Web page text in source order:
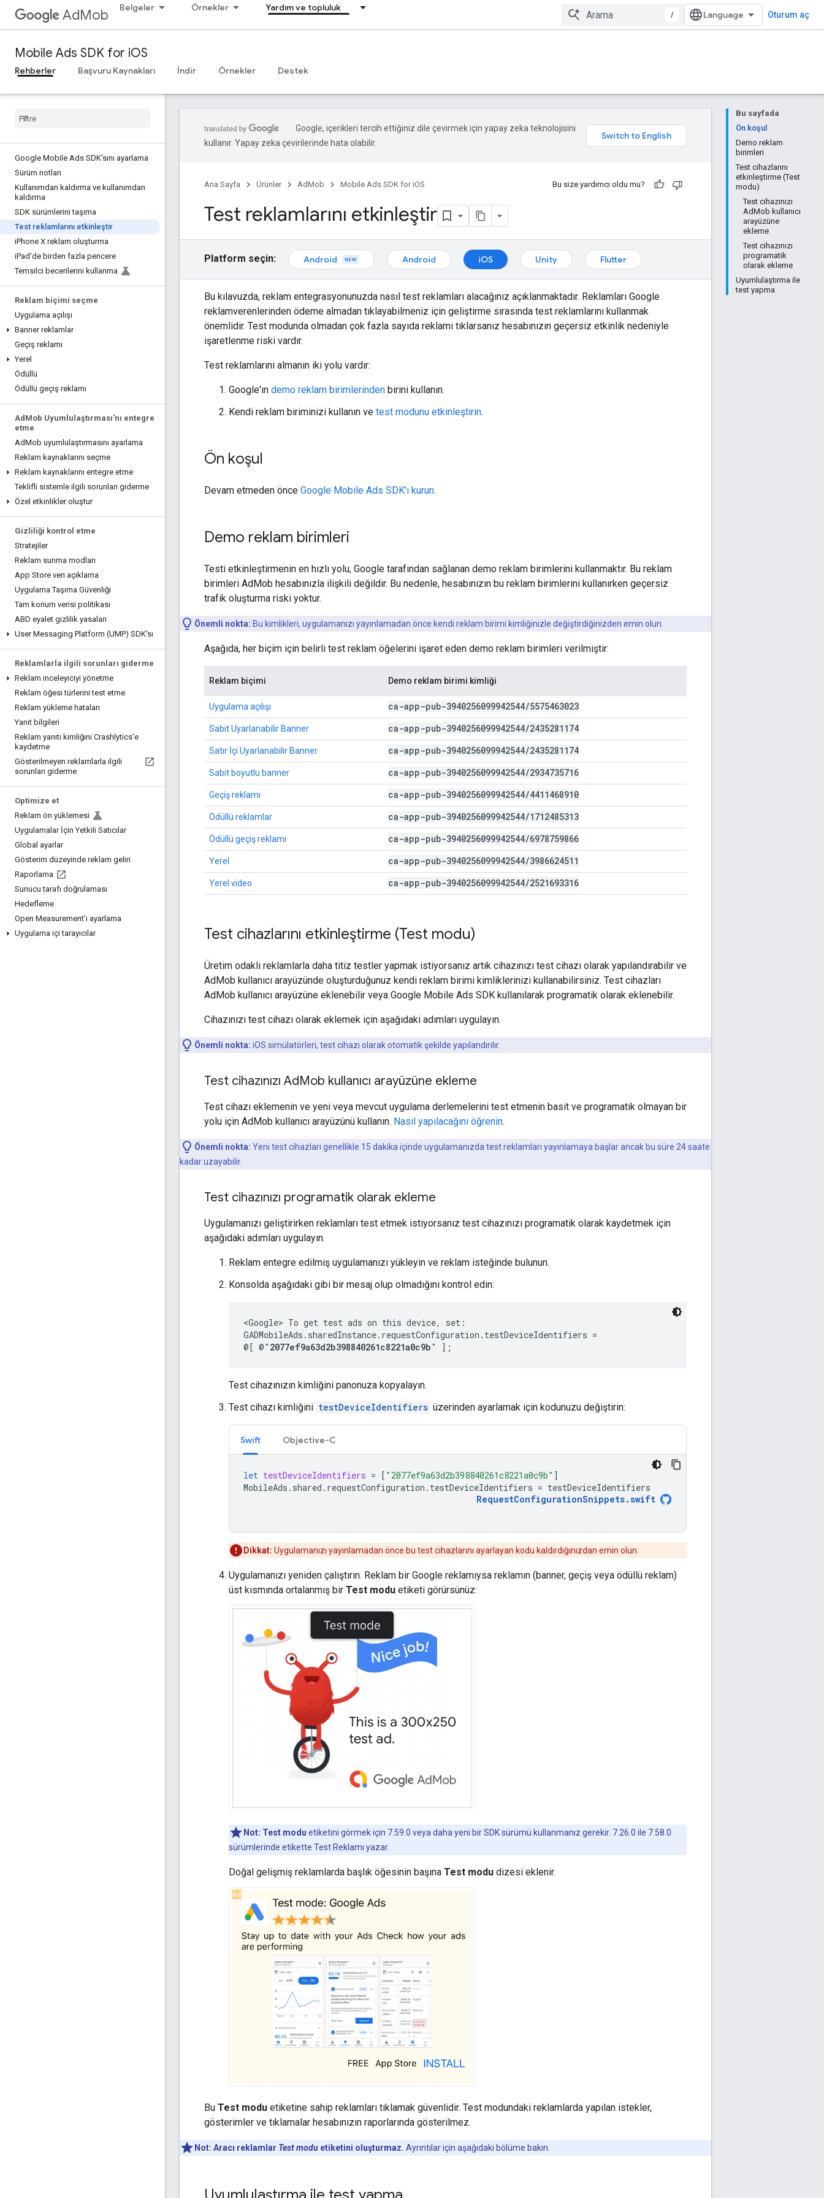
AdMob Belgeler Örnekler Yardım ve topluluk
/ Oturum aç
Mobile Ads SDK for iOS
Rehberler Başvuru Kaynakları İndir Örnekler Destek
Google Mobile Ads SDK'sını ayarlama
Sürüm notları
Kullanımdan kaldırma ve kullanımdan
kaldırma
SDK sürümlerini taşıma
Test reklamlarını etkinleştir
iPhone X reklam oluşturma
iPad'de birden fazla pencere
Temsilci becerilerini kullanma
Reklam biçimi seçme
Uygulama açılışı
Banner reklamlar
Geçiş reklamı
Yerel
Ödüllü
Ödüllü geçiş reklamı
Ad Mob Uyumlulaştırması'nı entegre
etme
AdMob uyumlulaştırmasını ayarlama
Reklam kaynaklarını seçme
Reklam kaynaklarını entegre etme
Teklifli sistemle ilgili sorunları giderme
Özel etkinlikler oluştur
Gizliliği kontrol etme
Stratejiler
Reklam sunma modları
App Store veri açıklama
Uygulama Taşıma Güvenliği
Tam konum verisi politikası
ABD eyalet gizlilik yasaları
User Messaging Platform (UMP) SDK'sı
Reklamlarla ilgili sorunları giderme
Reklam inceleyiciyi yönetme
Reklam öğesi türlerini test etme
Reklam yükleme hataları
Yanıt bilgileri
Reklam yanıtı kimliğini Crashlytics'e
kaydetme
Gösterilmeyen reklamlarla ilgili
sorunları giderme
Optimize et
Reklam ön yüklemesi
Uygulamalar İçin Yetkili Satıcılar
Global ayarlar
Gösterim düzeyinde reklam geliri
Raporlama
Sunucu tarafı doğrulaması
Hedefleme
Open Measurement'ı ayarlama
Uygulama içi tarayıcılar
Bu sayfada
Ön koşul
Demo reklam
birimleri
Test cihazlarını
etkinleştirme (Test
modu)
Test cihazınızı
AdMob kullanıcı
arayüzüne
ekleme
Test cihazınızı
programatik
olarak ekleme
Uyumlulaştırma ile
test yapma
Google, içerikleri tercih ettiğiniz dile çevirmek için yapay zeka teknolojisini
kullanır. Yapay zeka çevirilerinde hata olabilir.
Ana Sayfa Ürünler AdMob Mobile Ads SDK for iOS Bu size yardımcı oldu mu?
Test reklamlarını etkinleştir
Platform seçin: Android Android iOS Unity Flutter
Bu kılavuzda, reklam entegrasyonunuzda nasıl test reklamları alacağınız açıklanmaktadır. Reklamları Google
reklamverenlerinden ödeme almadan tıklayabilmeniz için geliştirme sırasında test reklamlarını kullanmak
önemlidir. Test modunda olmadan çok fazla sayıda reklamı tıklarsanız hesabınızın geçersiz etkinlik nedeniyle
işaretlenme riski vardır.
Test reklamlarını almanın iki yolu vardır:
Google'ın demo reklam birimlerinden birini kullanın.
Kendi reklam biriminizi kullanın ve test modunu etkinleştirin.
Ön koşul
Devam etmeden önce Google Mobile Ads SDK'ı kurun.
Demo reklam birimleri
Testi etkinleştirmenin en hızlı yolu, Google tarafından sağlanan demo reklam birimlerini kullanmaktır. Bu reklam
birimleri AdMob hesabınızla ilişkili değildir. Bu nedenle, hesabınızın bu reklam birimlerini kullanırken geçersiz
trafik oluşturma riski yoktur.
Önemli nokta: Bu kimlikleri, uygulamanızı yayınlamadan önce kendi reklam birimi kimliğinizle değiştirdiğinizden emin olun.
Aşağıda, her biçim için belirli test reklam öğelerini işaret eden demo reklam birimleri verilmiştir:
Reklam biçimi Demo reklam birimi kimliği
Uygulama açılışı ca-app-pub-3940256099942544/5575463023
Sabit Uyarlanabilir Banner ca-app-pub-3940256099942544/2435281174
Satır İçi Uyarlanabilir Banner ca-app-pub-3940256099942544/2435281174
Sabit boyutlu banner ca-app-pub-3940256099942544/2934735716
Geçiş reklamı ca-app-pub-3940256099942544/4411468910
Ödüllü reklamlar ca-app-pub-3940256099942544/1712485313
Ödüllü geçiş reklamı ca-app-pub-3940256099942544/6978759866
Yerel ca-app-pub-3940256099942544/3986624511
Yerel video ca-app-pub-3940256099942544/2521693316
Test cihazlarını etkinleştirme (Test modu)
Üretim odaklı reklamlarla daha titiz testler yapmak istiyorsanız artık cihazınızı test cihazı olarak yapılandırabilir ve
AdMob kullanıcı arayüzünde oluşturduğunuz kendi reklam birimi kimliklerinizi kullanabilirsiniz. Test cihazları
AdMob kullanıcı arayüzüne eklenebilir veya Google Mobile Ads SDK kullanılarak programatik olarak eklenebilir.
Cihazınızı test cihazı olarak eklemek için aşağıdaki adımları uygulayın.
Önemli nokta: iOS simülatörleri, test cihazı olarak otomatik şekilde yapılandırılır.
Test cihazınızı AdMob kullanıcı arayüzüne ekleme
Test cihazı eklemenin ve yeni veya mevcut uygulama derlemelerini test etmenin basit ve programatik olmayan bir
yolu için AdMob kullanıcı arayüzünü kullanın. Nasıl yapılacağını öğrenin.
Önemli nokta: Yeni test cihazları genellikle 15 dakika içinde uygulamanızda test reklamları yayınlamaya başlar ancak bu süre 24 saate
kadar uzayabilir.
Test cihazınızı programatik olarak ekleme
Uygulamanızı geliştirirken reklamları test etmek istiyorsanız test cihazınızı programatik olarak kaydetmek için
aşağıdaki adımları uygulayın.
Reklam entegre edilmiş uygulamanızı yükleyin ve reklam isteğinde bulunun.
Konsolda aşağıdaki gibi bir mesaj olup olmadığını kontrol edin:
<Google> To get test ads on this device, set:
GADMobileAds.sharedInstance.requestConfiguration.testDeviceIdentifiers =
@[ @" 2077ef9a63d2b398840261c8221a0c9b" ];
Test cihazınızın kimliğini panonuza kopyalayın.
Test cihazı kimliğini testDeviceIdentifiers üzerinden ayarlamak için kodunuzu değiştirin:
Swift Objective-C
let testDeviceIdentifiers = [ "2077ef9a63d2b398840261c8221a0c9b" ]
MobileAds . shared . requestConfiguration . testDeviceIdentifiers = testDeviceIdentifiers
RequestConfigurationSnippets.swift
Dikkat: Uygulamanızı yayınlamadan önce bu test cihazlarını ayarlayan kodu kaldırdığınızdan emin olun.
Uygulamanızı yeniden çalıştırın. Reklam bir Google reklamıysa reklamın (banner, geçiş veya ödüllü reklam)
üst kısmında ortalanmış bir Test modu etiketi görürsünüz:
Not: Test modu etiketini görmek için 7.59.0 veya daha yeni bir SDK sürümü kullanmanız gerekir. 7.26.0 ile 7.58.0
sürümlerinde etikette Test Reklamı yazar.
Doğal gelişmiş reklamlarda başlık öğesinin başına Test modu dizesi eklenir.
Bu Test modu etiketine sahip reklamları tıklamak güvenlidir. Test modundaki reklamlarda yapılan istekler,
gösterimler ve tıklamalar hesabınızın raporlarında gösterilmez.
Not: Aracı reklamlar Test modu etiketini oluşturmaz. Ayrıntılar için aşağıdaki bölüme bakın.